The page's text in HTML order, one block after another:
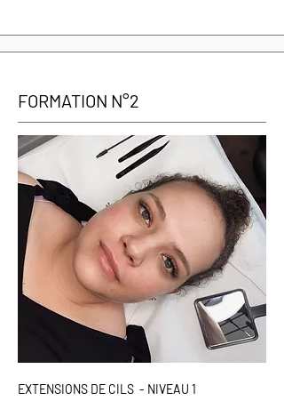
FORMATION N°2
EXTENSIONS DE CILS - NIVEAU 1